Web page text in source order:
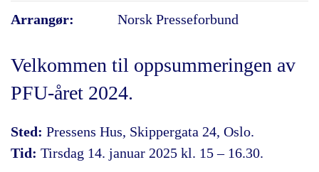
Arrangør: Norsk Presseforbund
Velkommen til oppsummeringen av
PFU-året 2024.
Sted: Pressens Hus, Skippergata 24, Oslo.
Tid: Tirsdag 14. januar 2025 kl. 15 – 16.30.